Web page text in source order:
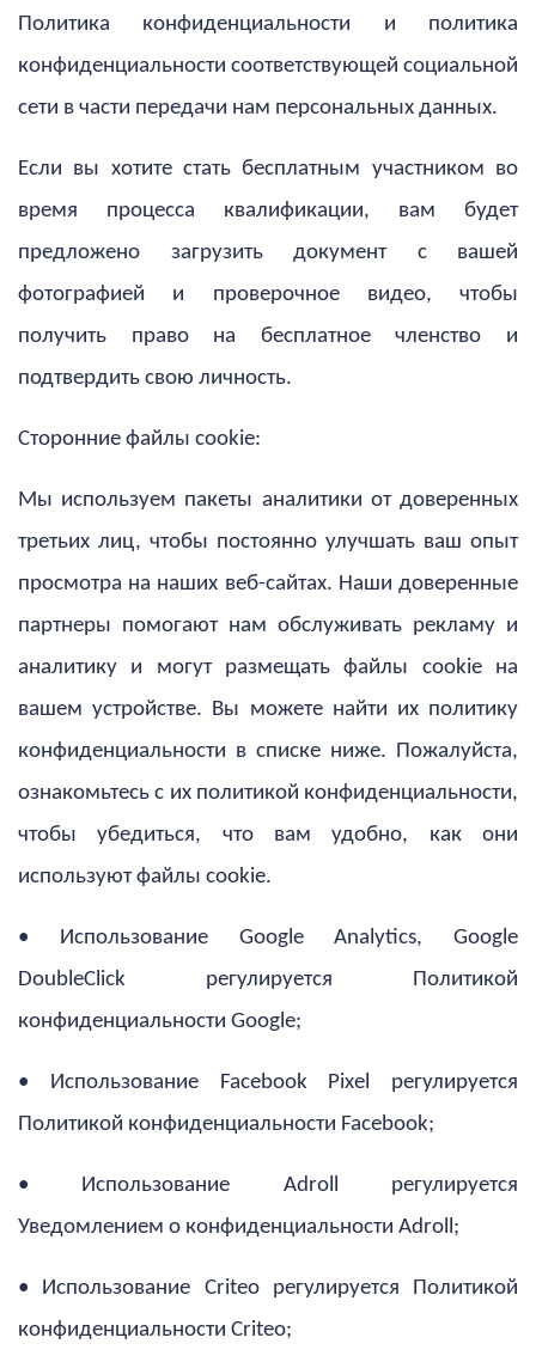
Политика конфиденциальности и политика
конфиденциальности соответствующей социальной
сети в части передачи нам персональных данных.
Если вы хотите стать бесплатным участником во
время процесса квалификации, вам будет
предложено загрузить документ с вашей
фотографией и проверочное видео, чтобы
получить право на бесплатное членство и
подтвердить свою личность.
Сторонние файлы cookie:
Мы используем пакеты аналитики от доверенных
третьих лиц, чтобы постоянно улучшать ваш опыт
просмотра на наших веб-сайтах. Наши доверенные
партнеры помогают нам обслуживать рекламу и
аналитику и могут размещать файлы cookie на
вашем устройстве. Вы можете найти их политику
конфиденциальности в списке ниже. Пожалуйста,
ознакомьтесь с их политикой конфиденциальности,
чтобы убедиться, что вам удобно, как они
используют файлы cookie.
• Использование Google Analytics, Google
DoubleClick регулируется Политикой
конфиденциальности Google;
• Использование Facebook Pixel регулируется
Политикой конфиденциальности Facebook;
• Использование Adroll регулируется
Уведомлением о конфиденциальности Adroll;
• Использование Criteo регулируется Политикой
конфиденциальности Criteo;